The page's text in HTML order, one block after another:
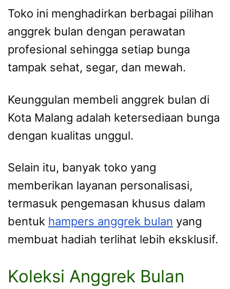
Toko ini menghadirkan berbagai pilihan
anggrek bulan dengan perawatan
profesional sehingga setiap bunga
tampak sehat, segar, dan mewah.
Keunggulan membeli anggrek bulan di
Kota Malang adalah ketersediaan bunga
dengan kualitas unggul.
Selain itu, banyak toko yang
memberikan layanan personalisasi,
termasuk pengemasan khusus dalam
bentuk hampers anggrek bulan yang
membuat hadiah terlihat lebih eksklusif.
Koleksi Anggrek Bulan